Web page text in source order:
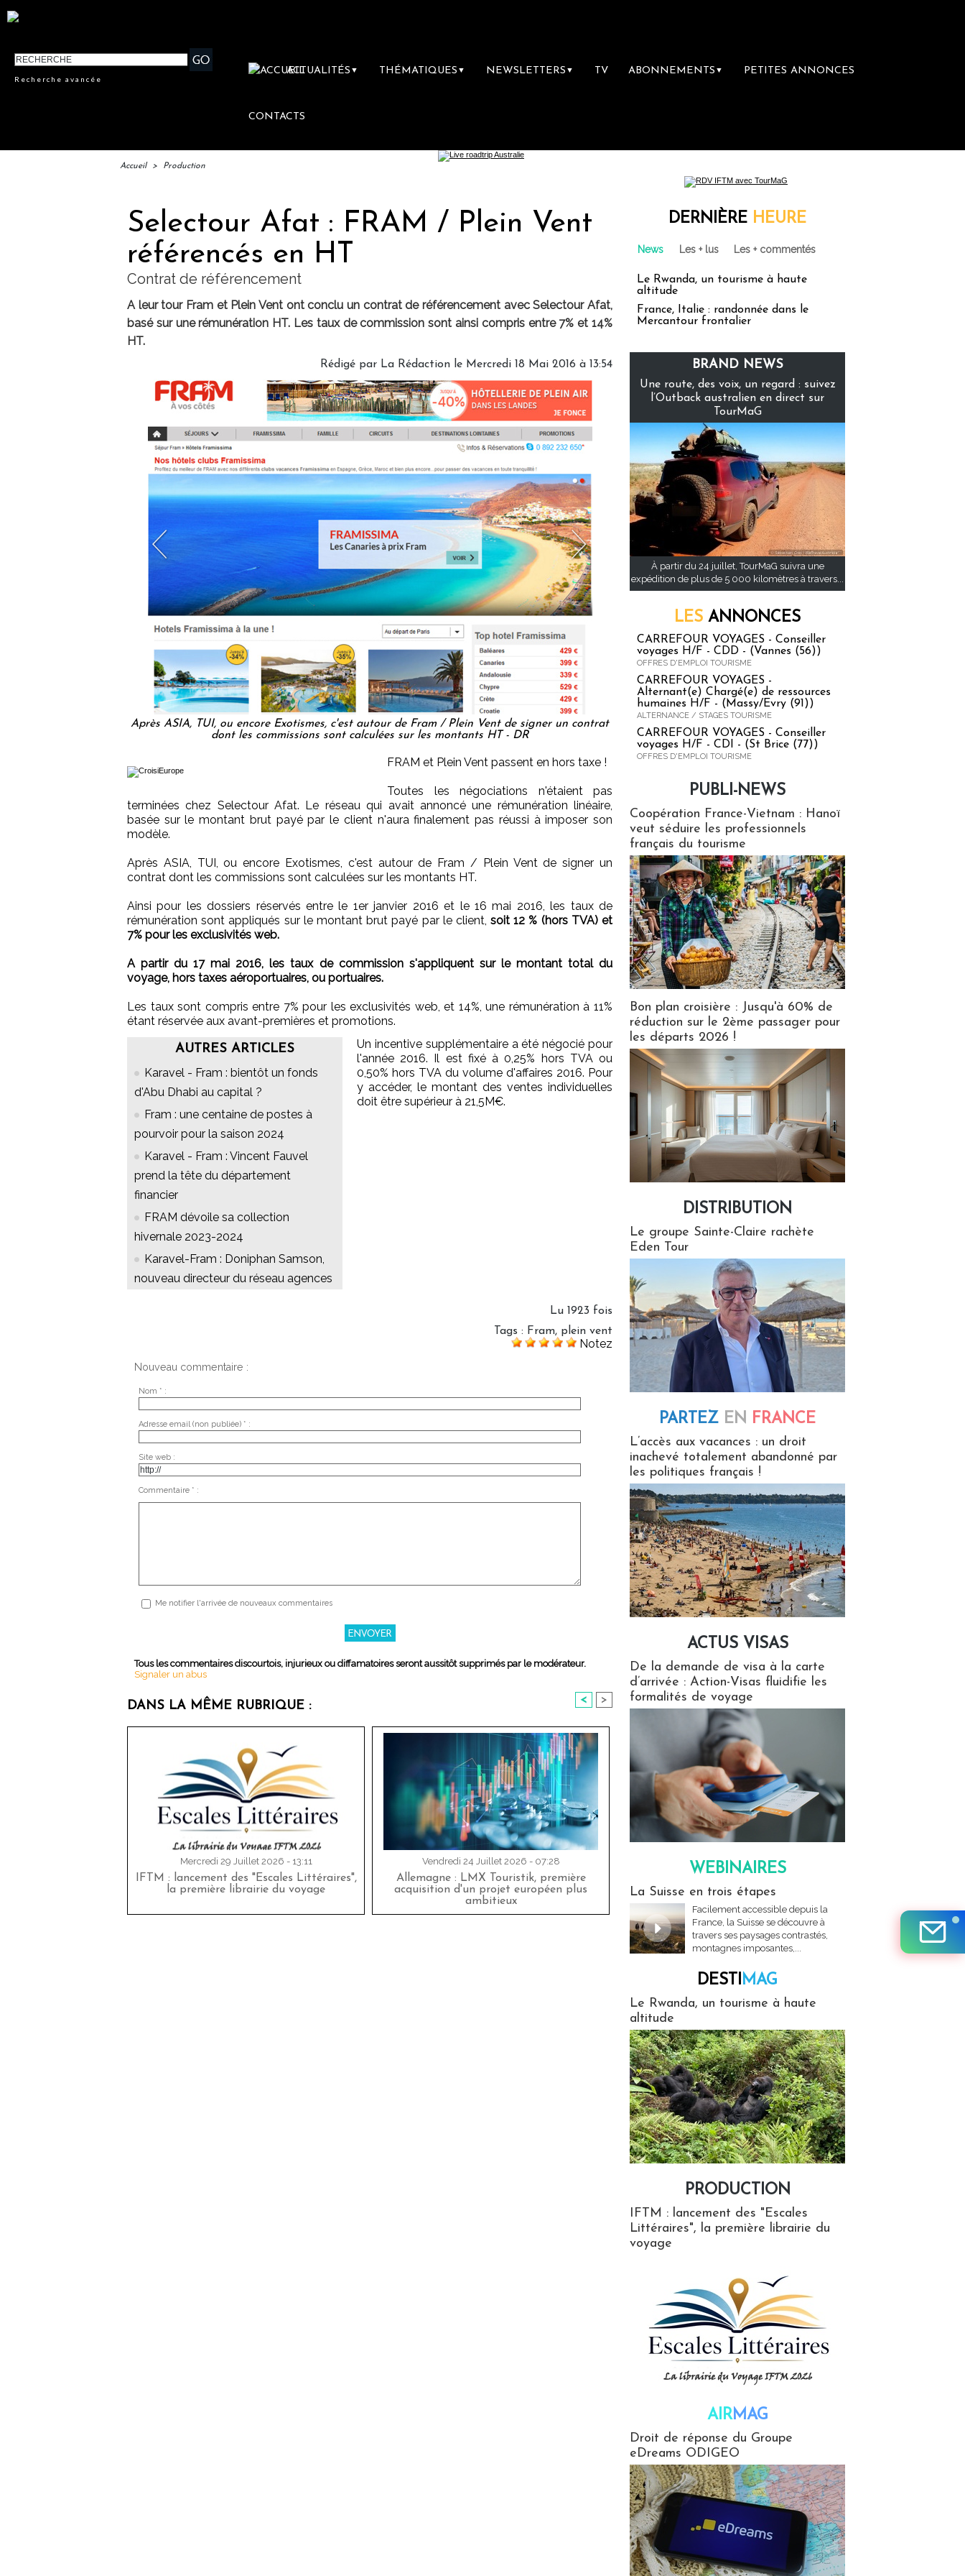
Recherche avancée
ACTUALITÉS ▼ THÉMATIQUES ▼ NEWSLETTERS ▼ TV ABONNEMENTS ▼ PETITES ANNONCES
CONTACTS
Accueil > Production
Selectour Afat : FRAM / Plein Vent
référencés en HT
Contrat de référencement
A leur tour Fram et Plein Vent ont conclu un contrat de référencement avec Selectour Afat,
basé sur une rémunération HT. Les taux de commission sont ainsi compris entre 7% et 14%
HT.
Rédigé par La Rédaction le Mercredi 18 Mai 2016 à 13:54
Après ASIA, TUI, ou encore Exotismes, c'est autour de Fram / Plein Vent de signer un contrat
dont les commissions sont calculées sur les montants HT - DR
FRAM et Plein Vent passent en hors taxe !
Toutes les négociations n'étaient pas
terminées chez Selectour Afat. Le réseau qui avait annoncé une rémunération linéaire,
basée sur le montant brut payé par le client n'aura finalement pas réussi à imposer son
modèle.
Après ASIA, TUI, ou encore Exotismes, c'est autour de Fram / Plein Vent de signer un
contrat dont les commissions sont calculées sur les montants HT.
Ainsi pour les dossiers réservés entre le 1er janvier 2016 et le 16 mai 2016, les taux de
rémunération sont appliqués sur le montant brut payé par le client,soit 12 % (hors TVA) et
7% pour les exclusivités web.
A partir du 17 mai 2016, les taux de commission s'appliquent sur le montant total du
voyage, hors taxes aéroportuaires, ou portuaires.
Les taux sont compris entre 7% pour les exclusivités web, et 14%, une rémunération à 11%
étant réservée aux avant-premières et promotions.
AUTRES ARTICLES
Karavel - Fram : bientôt un fonds
d'Abu Dhabi au capital ?
Fram : une centaine de postes à
pourvoir pour la saison 2024
Karavel - Fram : Vincent Fauvel
prend la tête du département
financier
FRAM dévoile sa collection
hivernale 2023-2024
Karavel-Fram : Doniphan Samson,
nouveau directeur du réseau agences
Un incentive supplémentaire a été négocié pour
l'année 2016. Il est fixé à 0,25% hors TVA ou
0,50% hors TVA du volume d'affaires 2016. Pour
y accéder, le montant des ventes individuelles
doit être supérieur à 21,5M€.
Lu 1923 fois
Tags : Fram, plein vent
Notez
Nouveau commentaire :
Nom * :
Adresse email (non publiée) * :
Site web :
Commentaire * :
Me notifier l'arrivée de nouveaux commentaires
Tous les commentaires discourtois, injurieux ou diffamatoires seront aussitôt supprimés par le modérateur.
Signaler un abus
DANS LA MÊME RUBRIQUE : < >
Mercredi 29 Juillet 2026 - 13:11
IFTM : lancement des "Escales Littéraires",
la première librairie du voyage
Vendredi 24 Juillet 2026 - 07:28
Allemagne : LMX Touristik, première
acquisition d'un projet européen plus
ambitieux
DERNIÈRE HEURE
News Les + lus Les + commentés
Le Rwanda, un tourisme à haute
altitude
France, Italie : randonnée dans le
Mercantour frontalier
BRAND NEWS
Une route, des voix, un regard : suivez
l’Outback australien en direct sur
TourMaG
À partir du 24 juillet, TourMaG suivra une
expédition de plus de 5 000 kilomètres à travers...
LES ANNONCES
CARREFOUR VOYAGES - Conseiller
voyages H/F - CDD - (Vannes (56))
OFFRES D'EMPLOI TOURISME
CARREFOUR VOYAGES -
Alternant(e) Chargé(e) de ressources
humaines H/F - (Massy/Evry (91))
ALTERNANCE / STAGES TOURISME
CARREFOUR VOYAGES - Conseiller
voyages H/F - CDI - (St Brice (77))
OFFRES D'EMPLOI TOURISME
PUBLI-NEWS
Coopération France-Vietnam : Hanoï
veut séduire les professionnels
français du tourisme
Bon plan croisière : Jusqu'à 60% de
réduction sur le 2ème passager pour
les départs 2026 !
DISTRIBUTION
Le groupe Sainte-Claire rachète
Eden Tour
PARTEZ EN FRANCE
L’accès aux vacances : un droit
inachevé totalement abandonné par
les politiques français !
ACTUS VISAS
De la demande de visa à la carte
d’arrivée : Action-Visas fluidifie les
formalités de voyage
WEBINAIRES
La Suisse en trois étapes
Facilement accessible depuis la
France, la Suisse se découvre à
travers ses paysages contrastés,
montagnes imposantes,...
DESTIMAG
Le Rwanda, un tourisme à haute
altitude
PRODUCTION
IFTM : lancement des "Escales
Littéraires", la première librairie du
voyage
AIRMAG
Droit de réponse du Groupe
eDreams ODIGEO